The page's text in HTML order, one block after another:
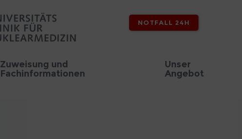
NOTFALL 24H
Zuweisung und
Fachinformationen
Unser
Angebot